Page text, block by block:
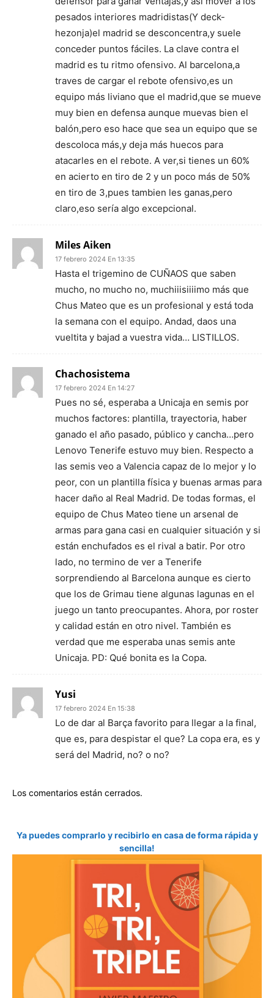
pesados interiores madridistas(Y deck-
hezonja)el madrid se desconcentra,y suele
conceder puntos fáciles. La clave contra el
madrid es tu ritmo ofensivo. Al barcelona,a
traves de cargar el rebote ofensivo,es un
equipo más liviano que el madrid,que se mueve
muy bien en defensa aunque muevas bien el
balón,pero eso hace que sea un equipo que se
descoloca más,y deja más huecos para
atacarles en el rebote. A ver,si tienes un 60%
en acierto en tiro de 2 y un poco más de 50%
en tiro de 3,pues tambien les ganas,pero
claro,eso sería algo excepcional.
Miles Aiken
17 febrero 2024 En 13:35
Hasta el trigemino de CUÑAOS que saben
mucho, no mucho no, muchiiisiiiimo más que
Chus Mateo que es un profesional y está toda
la semana con el equipo. Andad, daos una
vueltita y bajad a vuestra vida… LISTILLOS.
Chachosistema
17 febrero 2024 En 14:27
Pues no sé, esperaba a Unicaja en semis por
muchos factores: plantilla, trayectoria, haber
ganado el año pasado, público y cancha…pero
Lenovo Tenerife estuvo muy bien. Respecto a
las semis veo a Valencia capaz de lo mejor y lo
peor, con un plantilla física y buenas armas para
hacer daño al Real Madrid. De todas formas, el
equipo de Chus Mateo tiene un arsenal de
armas para gana casi en cualquier situación y si
están enchufados es el rival a batir. Por otro
lado, no termino de ver a Tenerife
sorprendiendo al Barcelona aunque es cierto
que los de Grimau tiene algunas lagunas en el
juego un tanto preocupantes. Ahora, por roster
y calidad están en otro nivel. También es
verdad que me esperaba unas semis ante
Unicaja. PD: Qué bonita es la Copa.
Yusi
17 febrero 2024 En 15:38
Lo de dar al Barça favorito para llegar a la final,
que es, para despistar el que? La copa era, es y
será del Madrid, no? o no?
Los comentarios están cerrados.
Ya puedes comprarlo y recibirlo en casa de forma rápida y
sencilla!